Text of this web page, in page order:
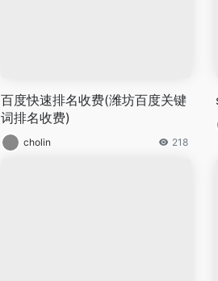
百度快速排名收费(潍坊百度关键
词排名收费)
cholin 218